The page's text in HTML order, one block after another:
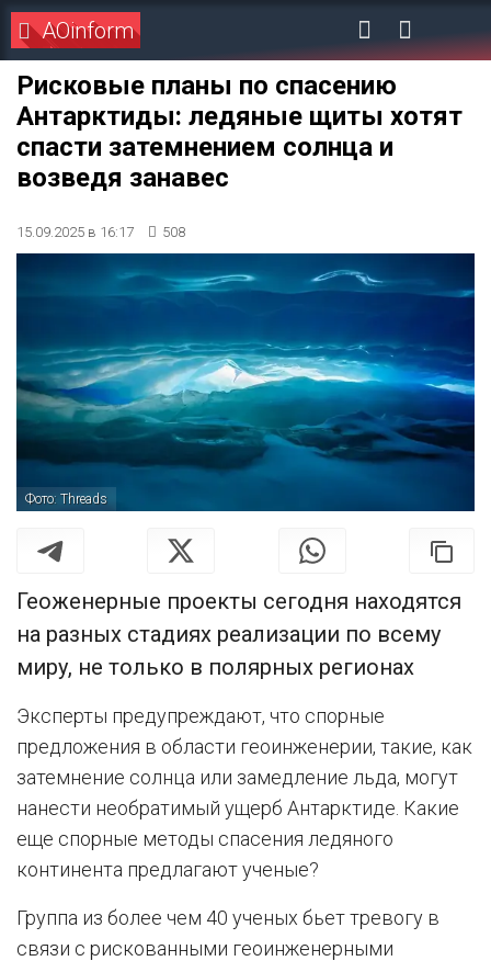
AOinform
Рисковые планы по спасению
Антарктиды: ледяные щиты хотят
спасти затемнением солнца и
возведя занавес
15.09.2025 в 16:17 508
Фото: Threads
Геоженерные проекты сегодня находятся
на разных стадиях реализации по всему
миру, не только в полярных регионах
Эксперты предупреждают, что спорные
предложения в области геоинженерии, такие, как
затемнение солнца или замедление льда, могут
нанести необратимый ущерб Антарктиде. Какие
еще спорные методы спасения ледяного
континента предлагают ученые?
Группа из более чем 40 ученых бьет тревогу в
связи с рискованными геоинженерными